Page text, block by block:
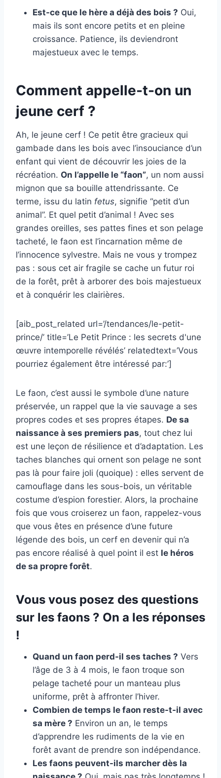
Est-ce que le hère a déjà des bois ? Oui,
mais ils sont encore petits et en pleine
croissance. Patience, ils deviendront
majestueux avec le temps.
Comment appelle-t-on un
jeune cerf ?
Ah, le jeune cerf ! Ce petit être gracieux qui
gambade dans les bois avec l’insouciance d’un
enfant qui vient de découvrir les joies de la
récréation. On l’appelle le “faon”, un nom aussi
mignon que sa bouille attendrissante. Ce
terme, issu du latin fetus, signifie “petit d’un
animal”. Et quel petit d’animal ! Avec ses
grandes oreilles, ses pattes fines et son pelage
tacheté, le faon est l’incarnation même de
l’innocence sylvestre. Mais ne vous y trompez
pas : sous cet air fragile se cache un futur roi
de la forêt, prêt à arborer des bois majestueux
et à conquérir les clairières.
[aib_post_related url=’/tendances/le-petit-
prince/’ title=’Le Petit Prince : les secrets d'une
œuvre intemporelle révélés’ relatedtext=’Vous
pourriez également être intéressé par:’]
Le faon, c’est aussi le symbole d’une nature
préservée, un rappel que la vie sauvage a ses
propres codes et ses propres étapes. De sa
naissance à ses premiers pas, tout chez lui
est une leçon de résilience et d’adaptation. Les
taches blanches qui ornent son pelage ne sont
pas là pour faire joli (quoique) : elles servent de
camouflage dans les sous-bois, un véritable
costume d’espion forestier. Alors, la prochaine
fois que vous croiserez un faon, rappelez-vous
que vous êtes en présence d’une future
légende des bois, un cerf en devenir qui n’a
pas encore réalisé à quel point il est le héros
de sa propre forêt.
Vous vous posez des questions
sur les faons ? On a les réponses
!
Quand un faon perd-il ses taches ? Vers
l’âge de 3 à 4 mois, le faon troque son
pelage tacheté pour un manteau plus
uniforme, prêt à affronter l’hiver.
Combien de temps le faon reste-t-il avec
sa mère ? Environ un an, le temps
d’apprendre les rudiments de la vie en
forêt avant de prendre son indépendance.
Les faons peuvent-ils marcher dès la